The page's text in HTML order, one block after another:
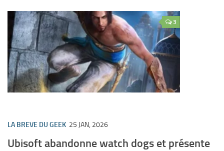
3
LA BREVE DU GEEK 25 JAN, 2026
Ubisoft abandonne watch dogs et présente